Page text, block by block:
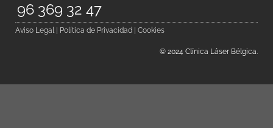
96 369 32 47
Aviso Legal | Política de Privacidad | Cookies
© 2024 Clínica Láser Bélgica.